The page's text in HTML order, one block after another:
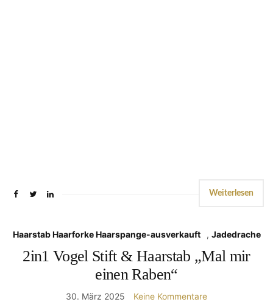
Weiterlesen
Haarstab Haarforke Haarspange-ausverkauft , Jadedrache
2in1 Vogel Stift & Haarstab „Mal mir
einen Raben“
30. März 2025 Keine Kommentare